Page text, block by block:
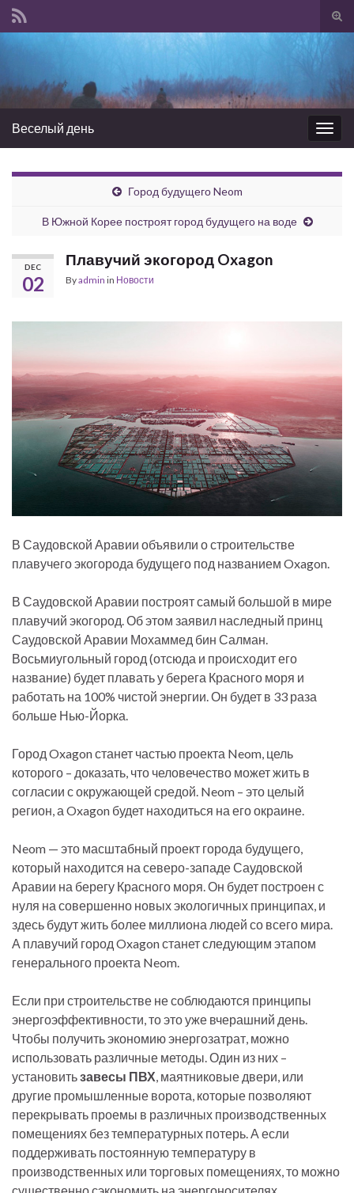
Веселый день
Город будущего Neom
В Южной Корее построят город будущего на воде
DEC
02
Плавучий экогород Oxagon
Byadmin in Новости
В Саудовской Аравии объявили о строительстве
плавучего экогорода будущего под названием Oxagon.
В Саудовской Аравии построят самый большой в мире
плавучий экогород. Об этом заявил наследный принц
Саудовской Аравии Мохаммед бин Салман.
Восьмиугольный город (отсюда и происходит его
название) будет плавать у берега Красного моря и
работать на 100% чистой энергии. Он будет в 33 раза
больше Нью-Йорка.
Город Oxagon станет частью проекта Neom, цель
которого – доказать, что человечество может жить в
согласии с окружающей средой. Neom – это целый
регион, а Oxagon будет находиться на его окраине.
Neom — это масштабный проект города будущего,
который находится на северо-западе Саудовской
Аравии на берегу Красного моря. Он будет построен с
нуля на совершенно новых экологичных принципах, и
здесь будут жить более миллиона людей со всего мира.
А плавучий город Oxagon станет следующим этапом
генерального проекта Neom.
Если при строительстве не соблюдаются принципы
энергоэффективности, то это уже вчерашний день.
Чтобы получить экономию энергозатрат, можно
использовать различные методы. Один из них –
установитьзавесы ПВХ , маятниковые двери, или
другие промышленные ворота, которые позволяют
перекрывать проемы в различных производственных
помещениях без температурных потерь. А если
поддерживать постоянную температуру в
производственных или торговых помещениях, то можно
существенно сэкономить на энергоносителях.